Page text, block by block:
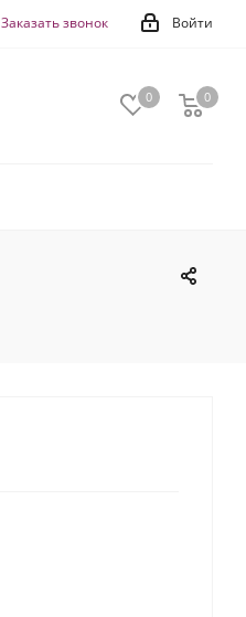
Войти
Заказать звонок
0 0
0